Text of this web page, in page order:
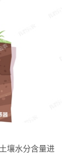
壤水分含量进